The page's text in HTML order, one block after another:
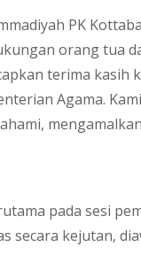
PK
orang tua
terima kasih
Agama.
pada sesi
secara kejutan,